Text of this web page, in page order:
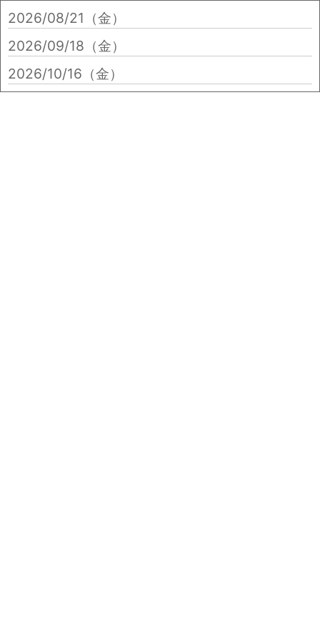
2026/08/21（金）
2026/09/18（金）
2026/10/16（金）